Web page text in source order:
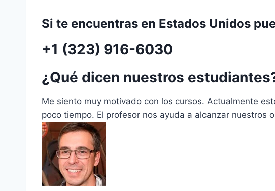
Si te encuentras en Estados Unidos
+1 (323) 916-6030
¿Qué dicen nuestros
Me siento muy motivado con los cursos. Actualmente
poco tiempo. El profesor nos ayuda a alcanzar nuestros